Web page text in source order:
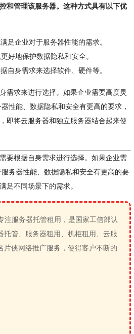
和管理该服务器。这种方式具有以下优
足企业对于服务器性能的需求。
好地保护数据隐私和安全。
自身需求来选择软件、硬件等。
需求来进行选择。如果企业需要高度灵
性能、数据隐私和安全有更高的要求，
即将云服务器和独立服务器结合起来使
要根据自身需求进行选择。如果企业需
务器性能、数据隐私和安全有更高的要
足不同场景下的需求。
注服务器托管租用，是国家工信部认
托管、服务器租用、机柜租用、云服
侠网络推广服务，使得客户不断的